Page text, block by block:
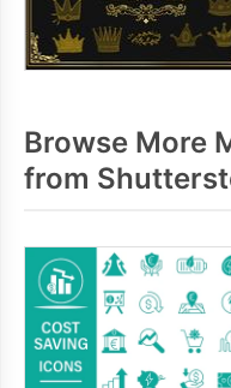
Browse More
from